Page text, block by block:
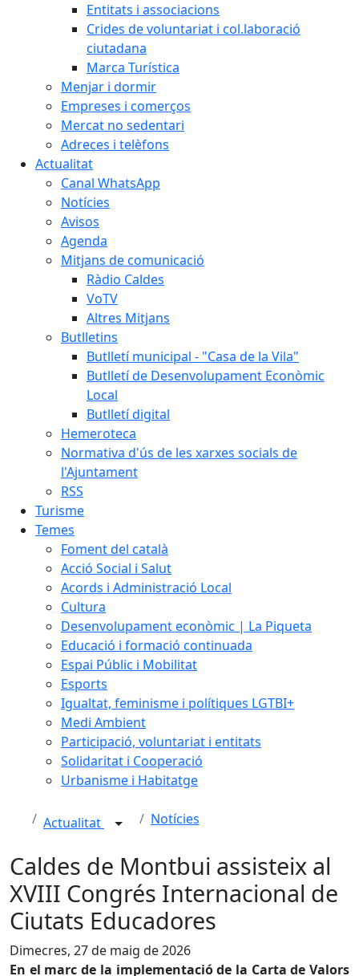
Entitats i associacions
Crides de voluntariat i col.laboració
ciutadana
Marca Turística
Menjar i dormir
Empreses i comerços
Mercat no sedentari
Adreces i telèfons
Actualitat
Canal WhatsApp
Notícies
Avisos
Agenda
Mitjans de comunicació
Ràdio Caldes
VoTV
Altres Mitjans
Butlletins
Butlletí municipal - "Casa de la Vila"
Butlletí de Desenvolupament Econòmic
Local
Butlletí digital
Hemeroteca
Normativa d'ús de les xarxes socials de
l'Ajuntament
RSS
Turisme
Temes
Foment del català
Acció Social i Salut
Acords i Administració Local
Cultura
Desenvolupament econòmic | La Piqueta
Educació i formació continuada
Espai Públic i Mobilitat
Esports
Igualtat, feminisme i polítiques LGTBI+
Medi Ambient
Participació, voluntariat i entitats
Solidaritat i Cooperació
Urbanisme i Habitatge
Actualitat Notícies
Caldes de Montbui assisteix al
XVIII Congrés Internacional de
Ciutats Educadores
Dimecres, 27 de maig de 2026
En el marc de la implementació de la Carta de Valors